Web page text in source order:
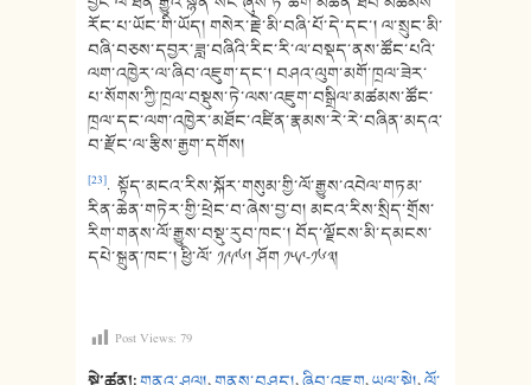
རོང་པ་ཡོང་གི་ཡོད། གསེར་རྗེ་མི་བཞི་པོ་དེ་དང་། ལ་སྲུང་མི་
བཞི་བཅས་དབྱར་ཟླ་བཞིའི་རིང་རི་ལ་བསྡད་ནས་ཚོང་པའི་
ལག་འཁྱེར་ལ་ཞིབ་འཇུག་དང་། བཤའ་ལུག་མགོ་ཁྲལ་ཟེར་
པ་སོགས་ཀྱི་ཁྲལ་བསྡུས་ཏེ་ལས་འཇུག་བསྒྲིལ་མཚམས་ཚོང་
ཁྲལ་དང་ལག་འཁྱེར་མཐོང་འཛིན་རྣམས་རེ་རེ་བཞིན་མདའ་
བ་རྫོང་ལ་རྩིས་རྒྱག་དགོས།
[23]. སྟོད་མངའ་རིས་སྐོར་གསུམ་གྱི་ལོ་རྒྱུས་འབེལ་གཏམ་
རིན་ཆེན་གཏེར་གྱི་ཕྲེང་བ་ཞེས་བྱ་བ། མངའ་རིས་སྲིད་གྲོས་
རིག་གནས་ལོ་རྒྱུས་བསྡུ་རུབ་ཁང་། བོད་ལྗོངས་མི་དམངས་
དཔེ་སྐྲུན་ཁང་། ཕྱི་ལོ་ ༡༩༩༦། ཤོག ༡༥༩-༡༦༣།
Post Views: 79